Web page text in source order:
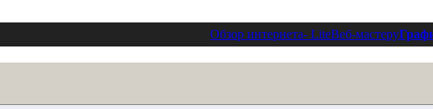
Обзор интернета- LiteВеб-мастеру